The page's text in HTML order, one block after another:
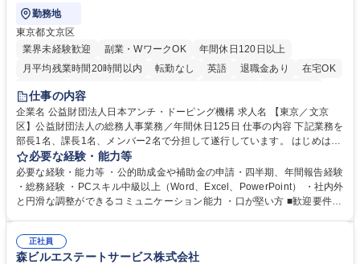
勤務地
東京都文京区
業界未経験歓迎
副業・WワークOK
年間休日120日以上
月平均残業時間20時間以内
転勤なし 英語 退職金あり
在宅OK
賞与あり
育休あり
食事補助あり
仕事の内容
企業名 公益財団法人日本アンチ・ドーピング機構 求人名 【東京／文京
区】公益財団法人の総務人事業務／年間休日125日 仕事の内容 下記業務を
部長1名、課長1名、メンバー2名で分担して遂行しています。 はじめは担
当者として業務を覚えていただき、ゆくゆくはリーダーやマネージャーポ
ジションとして活躍いただくことを期待しています。 【総務・人事グルー
プの業務内容】 ・人事制度関連 ・採用活動 ・教育研修の企画、実行 ・勤
怠管理 ・官公庁への各種提出 ・法定の会議運営（評議員会、理事会） ・
管理 ・福利厚生関連 ・職員からの問合せ、相談対応 ・その他日常の総務
業務全般 募集職種 【東京／文京区】公益財団法人の総務人事業務／年間
必要な経験・能力等
必要な経験・能力等 ・公的助成金や補助金の申請・四半期、年間報告経験
・総務経験 ・PCスキル中級以上（Word、Excel、PowerPoint） ・社内外
と円滑な調整ができるコミュニケーション能力 ・口が堅い方 ■歓迎要件
正社員
森ビルエステートサービス株式会社